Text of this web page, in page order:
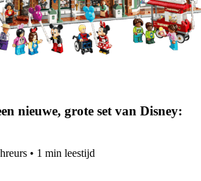
nieuwe, grote set van Disney:
• 1 min leestijd